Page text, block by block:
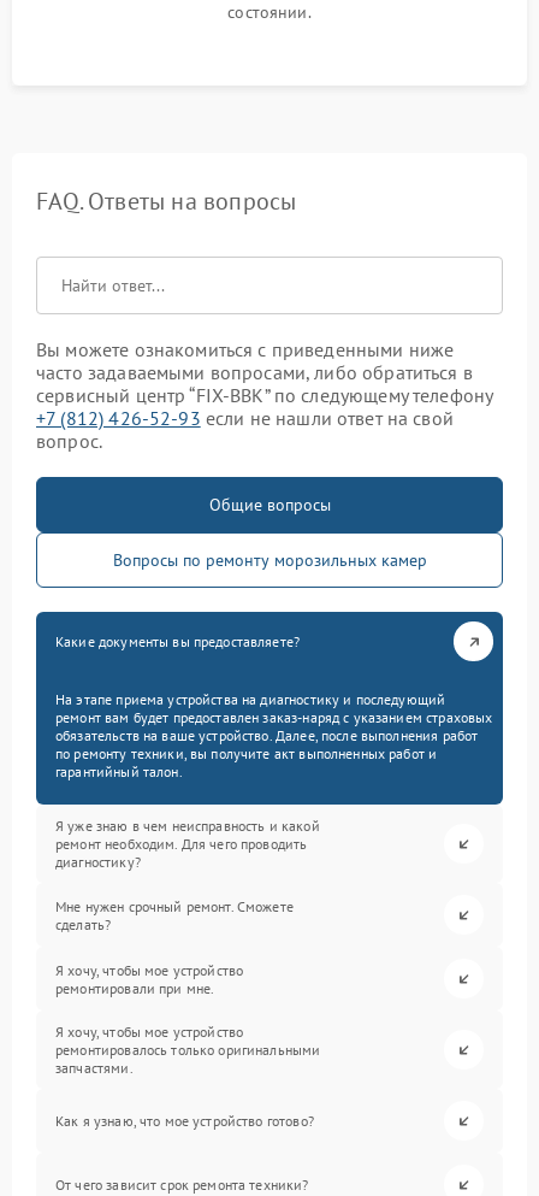
состоянии.
FAQ. Ответы на вопросы
Вы можете ознакомиться с приведенными ниже
часто задаваемыми вопросами, либо обратиться в
сервисный центр “FIX-BBK” по следующему телефону
+7 (812) 426-52-93 если не нашли ответ на свой
вопрос.
Общие вопросы
Вопросы по ремонту морозильных камер
Какие документы вы предоставляете?
На этапе приема устройства на диагностику и последующий
ремонт вам будет предоставлен заказ-наряд с указанием страховых
обязательств на ваше устройство. Далее, после выполнения работ
по ремонту техники, вы получите акт выполненных работ и
гарантийный талон.
Я уже знаю в чем неисправность и какой
ремонт необходим. Для чего проводить
диагностику?
Мне нужен срочный ремонт. Сможете
сделать?
Я хочу, чтобы мое устройство
ремонтировали при мне.
Я хочу, чтобы мое устройство
ремонтировалось только оригинальными
запчастями.
Как я узнаю, что мое устройство готово?
От чего зависит срок ремонта техники?